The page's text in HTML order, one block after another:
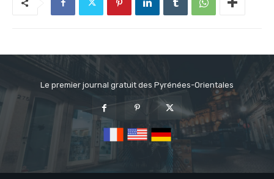
Le premier journal gratuit des Pyrénées-Orientales